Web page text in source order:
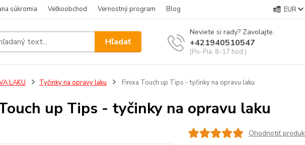
súkromia Veľkoobchod Vernostný program Blog EUR
Hľadať
Neviete si rady? Zavolajte.
+421940510547
(Po-Pia, 8-17 hod.)
LAKU Tyčinky na opravy laku Finixa Touch up Tips - tyčinky na opravu laku
up Tips - tyčinky na opravu laku
Ohodnotiť